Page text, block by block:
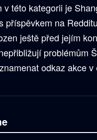
v této kategorii je
příspěvkem na
ještě před jejím
problémům
odkaz akce